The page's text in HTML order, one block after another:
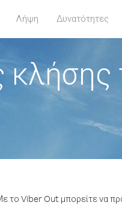
Λήψη Δυνατότητες
κλήσης
το Viber Out μπορείτε να